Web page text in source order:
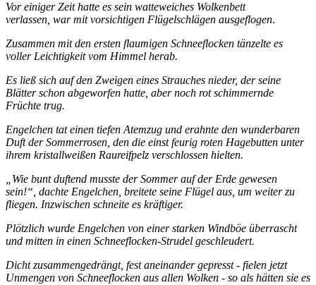
Vor einiger Zeit hatte es sein watteweiches Wolkenbett
verlassen, war mit vorsichtigen Flügelschlägen ausgeflogen.
Zusammen mit den ersten flaumigen Schneeflocken tänzelte es
voller Leichtigkeit vom Himmel herab.
Es ließ sich auf den Zweigen eines Strauches nieder, der seine
Blätter schon abgeworfen hatte, aber noch rot schimmernde
Früchte trug.
Engelchen tat einen tiefen Atemzug und erahnte den wunderbaren
Duft der Sommerrosen, den die einst feurig roten Hagebutten unter
ihrem kristallweißen Raureifpelz verschlossen hielten.
„Wie bunt duftend musste der Sommer auf der Erde gewesen
sein!“, dachte Engelchen, breitete seine Flügel aus, um weiter zu
fliegen. Inzwischen schneite es kräftiger.
Plötzlich wurde Engelchen von einer starken Windböe überrascht
und mitten in einen Schneeflocken-Strudel geschleudert.
Dicht zusammengedrängt, fest aneinander gepresst - fielen jetzt
Unmengen von Schneeflocken aus allen Wolken - so als hätten sie es